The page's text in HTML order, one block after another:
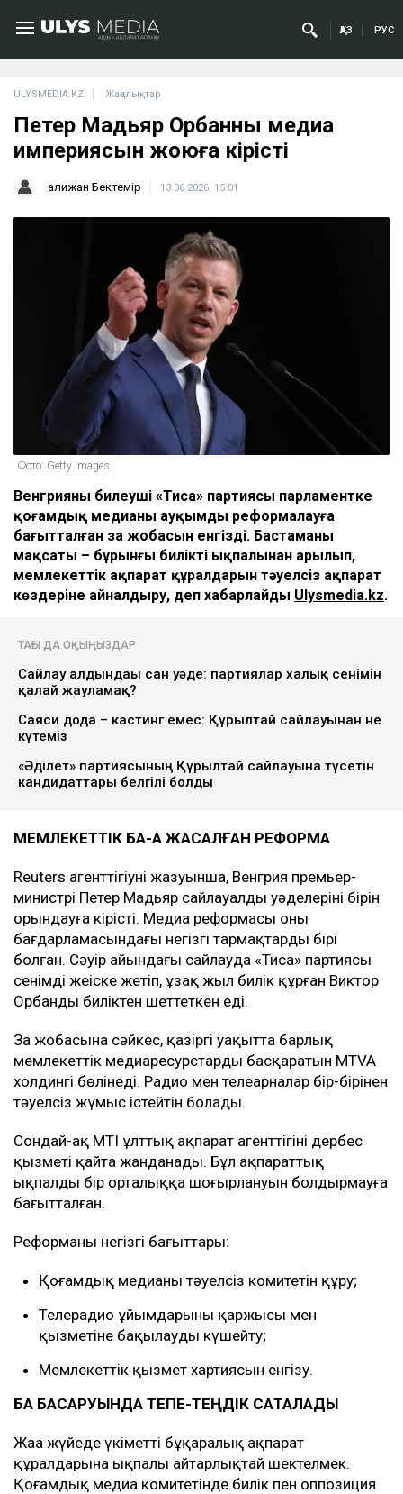
ҚАЗ РУС
ULYSMEDIA.KZ Жаңалықтар
Петер Мадьяр Орбанның медиа
империясын жоюға кірісті
Қалижан Бектемір 13.06.2026, 15:01
Фото: Getty Images
Венгрияның билеуші «Тиса» партиясы парламентке
қоғамдық медианы ауқымды реформалауға
бағытталған заң жобасын енгізді. Бастаманың
мақсаты – бұрынғы биліктің ықпалынан арылып,
мемлекеттік ақпарат құралдарын тәуелсіз ақпарат
көздеріне айналдыру, деп хабарлайды Ulysmedia.kz.
ТАҒЫ ДА ОҚЫҢЫЗДАР
Сайлау алдындағы сан уәде: партиялар халық сенімін
қалай жауламақ?
Саяси дода – кастинг емес: Құрылтай сайлауынан не
күтеміз
«Әділет» партиясының Құрылтай сайлауына түсетін
кандидаттары белгілі болды
МЕМЛЕКЕТТІК БАҚ-ҚА ЖАСАЛҒАН РЕФОРМА
Reuters агенттігіyнің жазуынша, Венгрия премьер-
министрі Петер Мадьяр сайлауалды уәделерінің бірін
орындауға кірісті. Медиа реформасы оның
бағдарламасындағы негізгі тармақтардың бірі
болған. Сәуір айындағы сайлауда «Тиса» партиясы
сенімді жеңіске жетіп, ұзақ жыл билік құрған Виктор
Орбанды биліктен шеттеткен еді.
Заң жобасына сәйкес, қазіргі уақытта барлық
мемлекеттік медиаресурстарды басқаратын MTVA
холдингі бөлінеді. Радио мен телеарналар бір-бірінен
тәуелсіз жұмыс істейтін болады.
Сондай-ақ MTI ұлттық ақпарат агенттігінің дербес
қызметі қайта жанданады. Бұл ақпараттық
ықпалдың бір орталыққа шоғырлануын болдырмауға
бағытталған.
Реформаның негізгі бағыттары:
Қоғамдық медианың тәуелсіз комитетін құру;
Телерадио ұйымдарының қаржысы мен
қызметіне бақылауды күшейту;
Мемлекеттік қызмет хартиясын енгізу.
БАҚ БАСҚАРУЫНДА ТЕПЕ-ТЕҢДІК САҚТАЛАДЫ
Жаңа жүйеде үкіметтің бұқаралық ақпарат
құралдарына ықпалы айтарлықтай шектелмек.
Қоғамдық медиа комитетінде билік пен оппозиция